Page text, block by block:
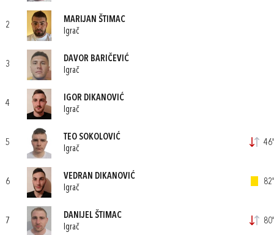
2
MARIJAN ŠTIMAC
Igrač
3
DAVOR BARIČEVIĆ
Igrač
4
IGOR DIKANOVIĆ
Igrač
5
TEO SOKOLOVIĆ
Igrač
46'
6
VEDRAN DIKANOVIĆ
Igrač
82'
7
DANIJEL ŠTIMAC
Igrač
80'